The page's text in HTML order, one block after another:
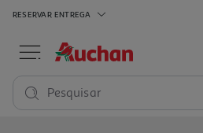
RESERVAR ENTREGA
Pesquisar